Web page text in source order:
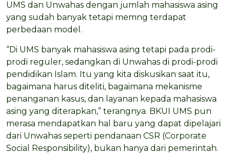
UMS dan Unwahas dengan jumlah mahasiswa asing
yang sudah banyak tetapi memng terdapat
perbedaan model.
“Di UMS banyak mahasiswa asing tetapi pada prodi-
prodi reguler, sedangkan di Unwahas di prodi-prodi
pendidikan Islam. Itu yang kita diskusikan saat itu,
bagaimana harus diteliti, bagaimana mekanisme
penanganan kasus, dan layanan kepada mahasiswa
asing yang diterapkan,” terangnya. BKUI UMS pun
merasa mendapatkan hal baru yang dapat dipelajari
dari Unwahas seperti pendanaan CSR (Corporate
Social Responsibility), bukan hanya dari pemerintah.